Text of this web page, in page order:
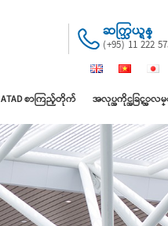
ဆက္သြယ္ရန္
(+95) 11 222
ATAD စာကြည့်တိုက် အလုပ္အကိုင္အခြင့္အလ